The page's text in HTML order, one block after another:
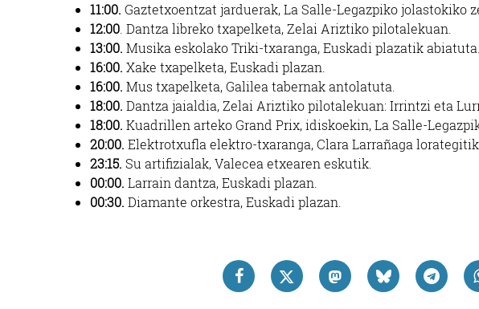
11:00. Gaztetxoentzat jarduerak, La Salle-Legazpiko jolastokiko
12:00 . Dantza libreko txapelketa, Zelai Ariztiko pilotalekuan.
13:00. Musika eskolako Triki-txaranga, Euskadi plazatik abiatuta.
16:00. Xake txapelketa, Euskadi plazan.
16:00. Mus txapelketa, Galilea tabernak antolatuta.
18:00. Dantza jaialdia, Zelai Ariztiko pilotalekuan: Irrintzi eta
18:00. Kuadrillen arteko Grand Prix, idiskoekin, La Salle-
20:00. Elektrotxufla elektro-txaranga, Clara Larrañaga
23:15. Su artifizialak, Valecea etxearen eskutik.
00:00. Larrain dantza, Euskadi plazan.
00:30. Diamante orkestra, Euskadi plazan.